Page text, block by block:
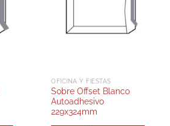
OFICINA Y FIESTAS
Sobre Offset Blanco
Autoadhesivo
229x324mm